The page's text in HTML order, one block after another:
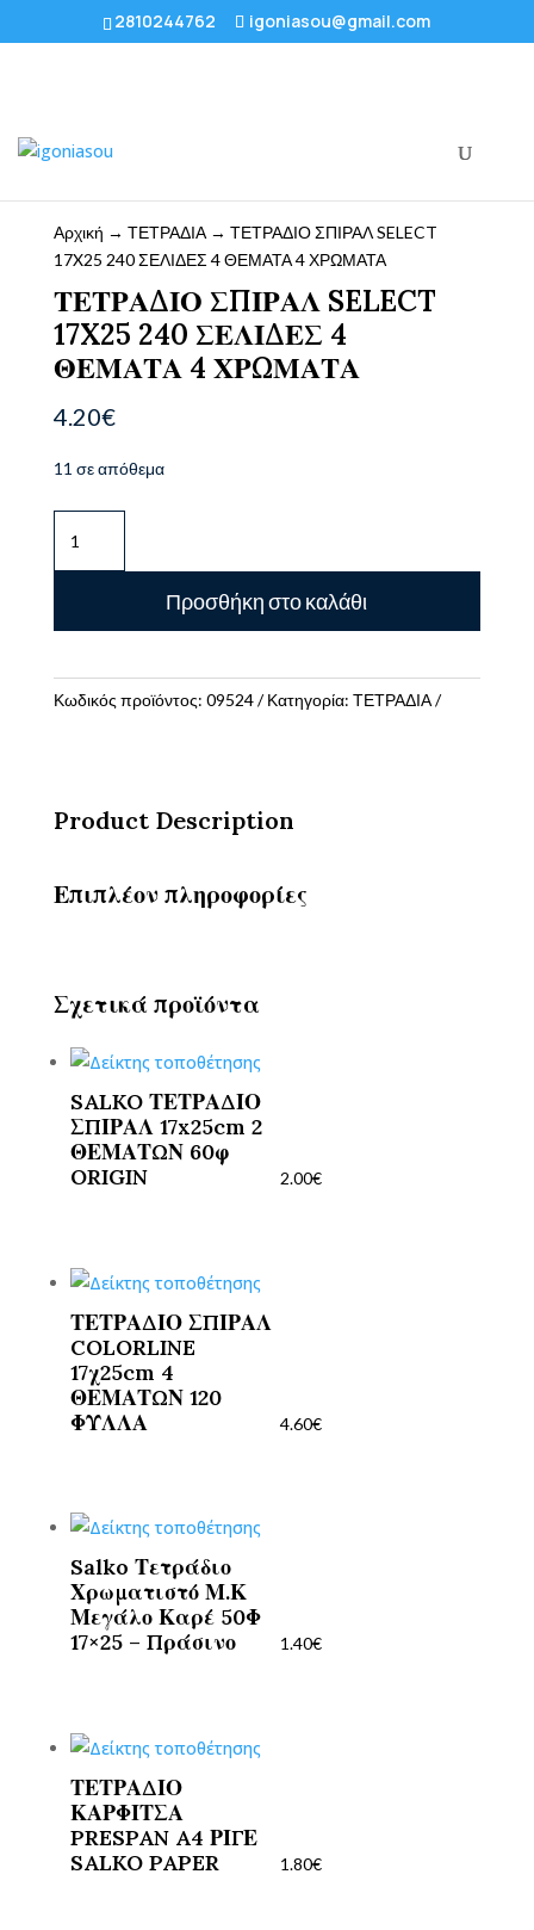
2810244762 igoniasou@gmail.com
Αρχική → ΤΕΤΡΑΔΙΑ→ ΤΕΤΡΑΔΙΟ ΣΠΙΡΑΛ SELECT
17X25 240 ΣΕΛΙΔΕΣ 4 ΘΕΜΑΤΑ 4 ΧΡΩΜΑΤΑ
ΤΕΤΡΑΔΙΟ ΣΠΙΡΑΛ SELECT
17X25 240 ΣΕΛΙΔΕΣ 4
ΘΕΜΑΤΑ 4 ΧΡΩΜΑΤΑ
4.20€
11 σε απόθεμα
ΣΠΙΡΑΛ
SELECT
240
ΘΕΜΑΤΑ
Προσθήκη στο καλάθι
Κωδικός προϊόντος: 09524 Κατηγορία: ΤΕΤΡΑΔΙΑ
Product Description
Επιπλέον πληροφορίες
Σχετικά προϊόντα
SALKO ΤΕΤΡΑΔΙΟ
ΣΠΙΡΑΛ 17x25cm 2
ΘΕΜΑΤΩΝ 60φ
ORIGIN
2.00€
ΤΕΤΡΑΔΙΟ ΣΠΙΡΑΛ
COLORLINE
17χ25cm 4
ΘΕΜΑΤΩΝ 120
ΦΥΛΛΑ
4.60€
Salko Τετράδιο
Χρωματιστό Μ.Κ
Μεγάλο Καρέ 50Φ
17×25 – Πράσινο
1.40€
ΤΕΤΡΑΔΙΟ
ΚΑΡΦΙΤΣΑ
PRESPAN A4 ΡΙΓΕ
SALKO PAPER
1.80€